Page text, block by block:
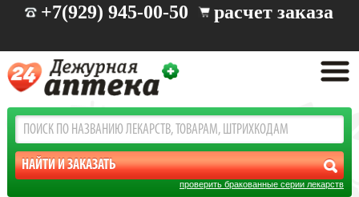
+7(929) 945-00-50 расчет заказа
проверить бракованные серии лекарств